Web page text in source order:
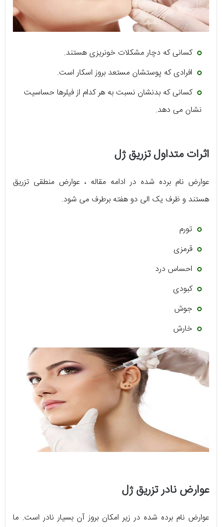
کسانی که دچار مشکلات خونریزی هستند.
افرادی که پوستشان مستعد بروز اسکار است.
کسانی که بدنشان نسبت به هر کدام از فیلرها حساسیت
نشان می دهد.
اثرات متداول تزریق ژل
عوارض نام برده شده در ادامه مقاله ، عوارض منطقی تزریق
هستند و ظرف یک الی دو هفته برطرف می شود.
تورم
قرمزی
احساس درد
کبودی
جوش
خارش
عوارض نادر تزریق ژل
عوارض نام برده شده در زیر امکان بروز آن بسیار نادر است. ما